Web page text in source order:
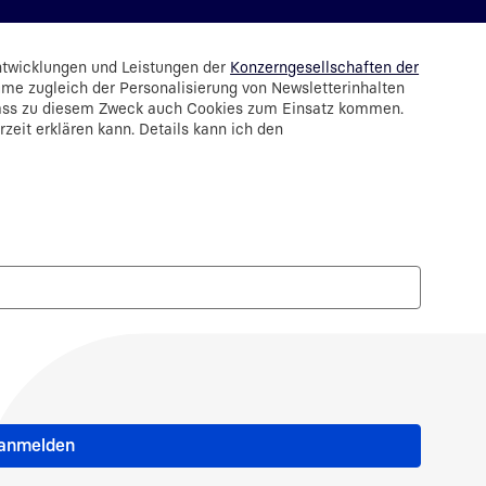
und Leistungen der Konzerngesellschaften der
zugleich der Personalisierung von Newsletterinhalten
zu diesem Zweck auch Cookies zum Einsatz kommen.
erklären kann. Details kann ich den